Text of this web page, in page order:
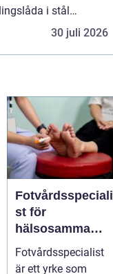
i stål
30 juli 2026
Fotvårdsspeciali
st för
hälsosamma
fötter i vardagen
Fotvårdsspecialist
är ett yrke som